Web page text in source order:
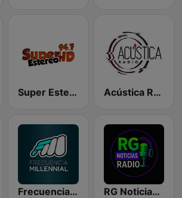
Super Estereo 94.7 FM Acústica Radio
Frecuencia Millennial RG Noticias Radio